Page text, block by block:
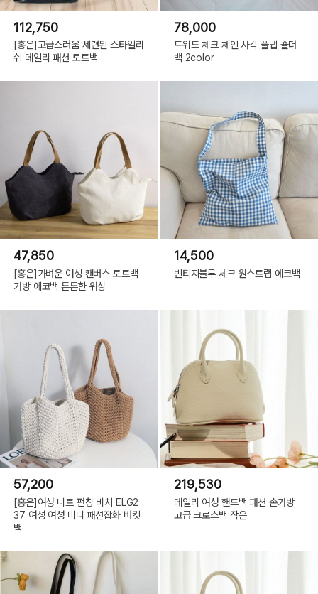
112,750
[홍은]고급스러움 세련된 스타일리
쉬 데일리 패션 토트백
78,000
트위드 체크 체인 사각 플랩 숄더
백 2color
47,850
[홍은]가벼운 여성 캔버스 토트백
가방 에코백 튼튼한 워싱
14,500
빈티지블루 체크 원스트랩 에코백
57,200
[홍은]여성 니트 펀칭 비치 ELG2
37 여성 여성 미니 패션잡화 버킷
백
219,530
데일리 여성 핸드백 패션 손가방
고급 크로스백 작은